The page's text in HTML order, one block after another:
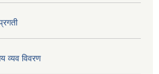
व्यव विवरण